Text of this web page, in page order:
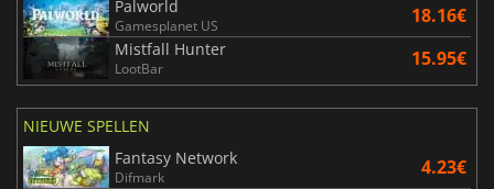
Palworld
Gamesplanet US 18.16€
Mistfall Hunter
LootBar 15.95€
NIEUWE SPELLEN
Fantasy Network
Difmark 4.23€